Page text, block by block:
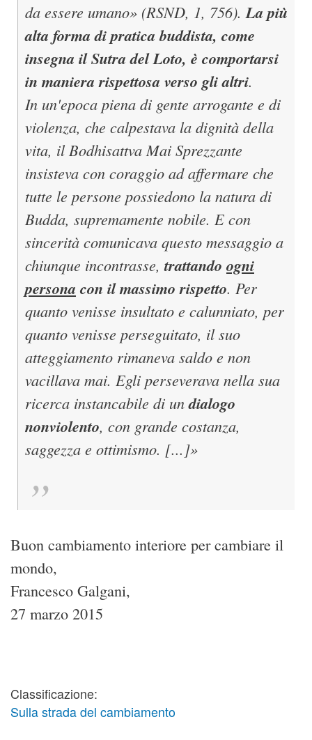
da essere umano» (RSND, 1, 756). La più
alta forma di pratica buddista, come
insegna il Sutra del Loto, è comportarsi
in maniera rispettosa verso gli altri.
In un'epoca piena di gente arrogante e di
violenza, che calpestava la dignità della
vita, il Bodhisattva Mai Sprezzante
insisteva con coraggio ad affermare che
tutte le persone possiedono la natura di
Budda, supremamente nobile. E con
sincerità comunicava questo messaggio a
chiunque incontrasse, trattando ogni
persona con il massimo rispetto. Per
quanto venisse insultato e calunniato, per
quanto venisse perseguitato, il suo
atteggiamento rimaneva saldo e non
vacillava mai. Egli perseverava nella sua
ricerca instancabile di undialogo
nonviolento, con grande costanza,
saggezza e ottimismo. [...]»
Buon cambiamento interiore per cambiare il
mondo,
Francesco Galgani,
27 marzo 2015
Classificazione:
Sulla strada del cambiamento